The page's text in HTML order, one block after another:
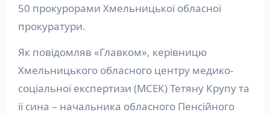
50 прокурорами Хмельницької обласної
прокуратури.
Як повідомляв «Главком», керівницю
Хмельницького обласного центру медико-
соціальної експертизи (МСЕК) Тетяну Крупу та
її сина – начальника обласного Пенсійного